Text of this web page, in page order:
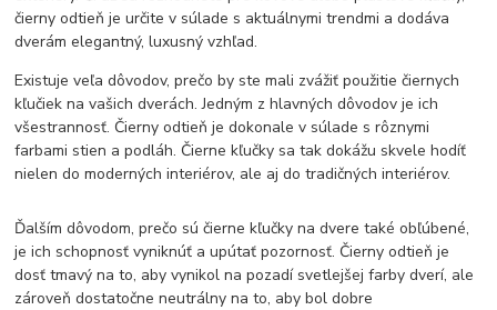
čierny odtieň je určite v súlade s aktuálnymi trendmi a dodáva
dverám elegantný, luxusný vzhľad.
Existuje veľa dôvodov, prečo by ste mali zvážiť použitie čiernych
kľučiek na vašich dverách. Jedným z hlavných dôvodov je ich
všestrannosť. Čierny odtieň je dokonale v súlade s rôznymi
farbami stien a podláh. Čierne kľučky sa tak dokážu skvele hodíť
nielen do moderných interiérov, ale aj do tradičných interiérov.
Ďalším dôvodom, prečo sú čierne kľučky na dvere také obľúbené,
je ich schopnosť vyniknúť a upútať pozornosť. Čierny odtieň je
dosť tmavý na to, aby vynikol na pozadí svetlejšej farby dverí, ale
zároveň dostatočne neutrálny na to, aby bol dobre